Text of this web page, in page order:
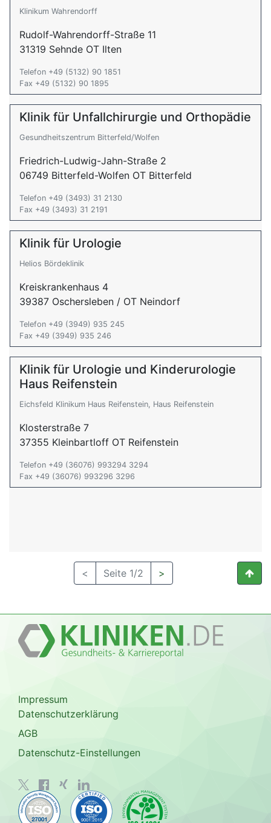
Klinikum Wahrendorff
Rudolf-Wahrendorff-Straße 11
31319 Sehnde OT Ilten
Telefon +49 (5132) 90 1851
Fax +49 (5132) 90 1895
Klinik für Unfallchirurgie und Orthopädie
Gesundheitszentrum Bitterfeld/Wolfen
Friedrich-Ludwig-Jahn-Straße 2
06749 Bitterfeld-Wolfen OT Bitterfeld
Telefon +49 (3493) 31 2130
Fax +49 (3493) 31 2191
Klinik für Urologie
Helios Bördeklinik
Kreiskrankenhaus 4
39387 Oschersleben / OT Neindorf
Telefon +49 (3949) 935 245
Fax +49 (3949) 935 246
Klinik für Urologie und Kinderurologie
Haus Reifenstein
Eichsfeld Klinikum Haus Reifenstein, Haus Reifenstein
Klosterstraße 7
37355 Kleinbartloff OT Reifenstein
Telefon +49 (36076) 993294 3294
Fax +49 (36076) 993296 3296
< Seite 1/2 >
Impressum
Datenschutzerklärung
AGB
Datenschutz-Einstellungen